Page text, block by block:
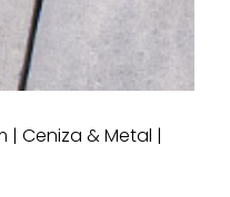
| Ceniza & Metal |